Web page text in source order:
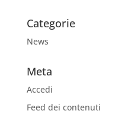
Categorie
News
Meta
Accedi
Feed dei contenuti